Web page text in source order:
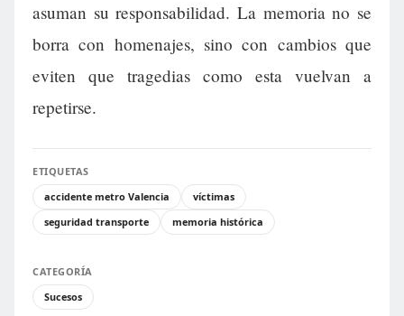
asuman su responsabilidad. La memoria no se
borra con homenajes, sino con cambios que
eviten que tragedias como esta vuelvan a
repetirse.
ETIQUETAS
accidente metro Valencia
víctimas
seguridad transporte
memoria histórica
CATEGORÍA
Sucesos